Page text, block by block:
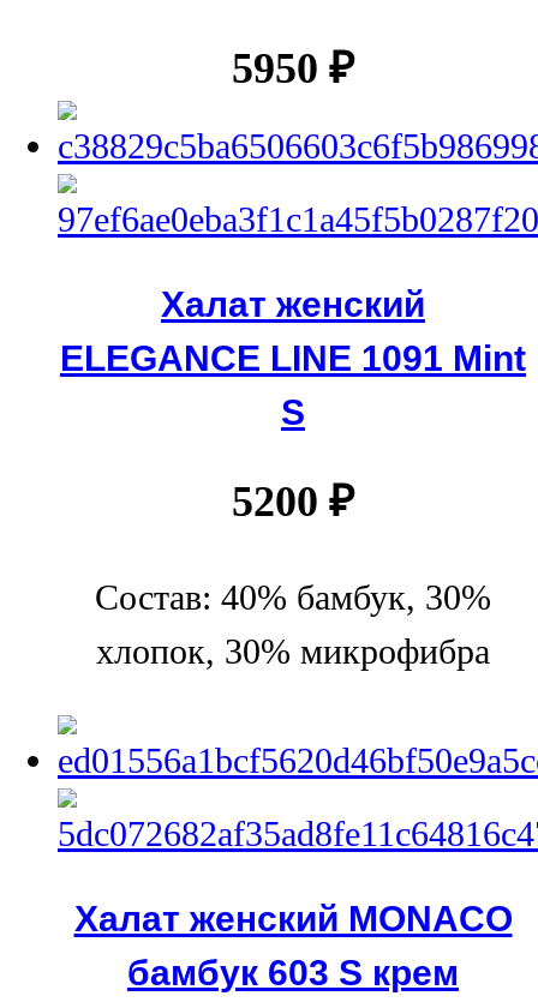
5950 ₽
Халат женский
ELEGANCE LINE 1091 Mint
S
5200 ₽
Состав: 40% бамбук, 30%
хлопок, 30% микрофибра
Халат женский MONACO
бамбук 603 S крем